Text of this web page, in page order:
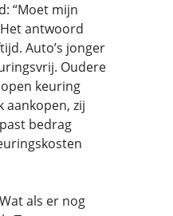
“Moet mijn
antwoord
Auto’s jonger
Oudere
keuring
aankopen, zij
bedrag
als er nog